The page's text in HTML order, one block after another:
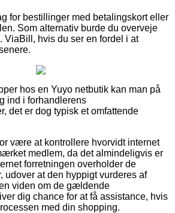
for bestillinger med betalingskort eller
Som alternativ burde du overveje
ViaBill, hvis du ser en fordel i at
hos en Yuyo netbutik kan man på
ind i forhandlerens
det er dog typisk et omfattende
være at kontrollere hvorvidt internet
medlem, da det almindeligvis er
forretningen overholder de
udover at den hyppigt vurderes af
viden om de gældende
dig chance for at få assistance, hvis
med din shopping.